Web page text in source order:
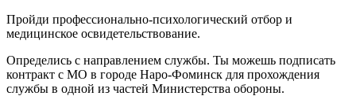
Пройди профессионально-психологический отбор и
медицинское освидетельствование.
Определись с направлением службы. Ты можешь подписать
контракт с МО в городе Наро-Фоминск для прохождения
службы в одной из частей Министерства обороны.